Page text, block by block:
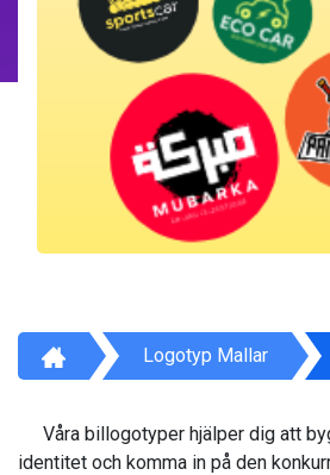
Logotyp Mallar
Våra billogotyper hjälper dig att
identitet och komma in på den